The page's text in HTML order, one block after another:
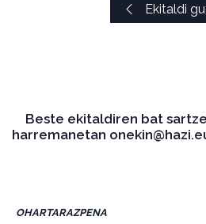
Ekitaldi
Beste ekitaldiren bat
harremanetan
OHARTARAZPENA